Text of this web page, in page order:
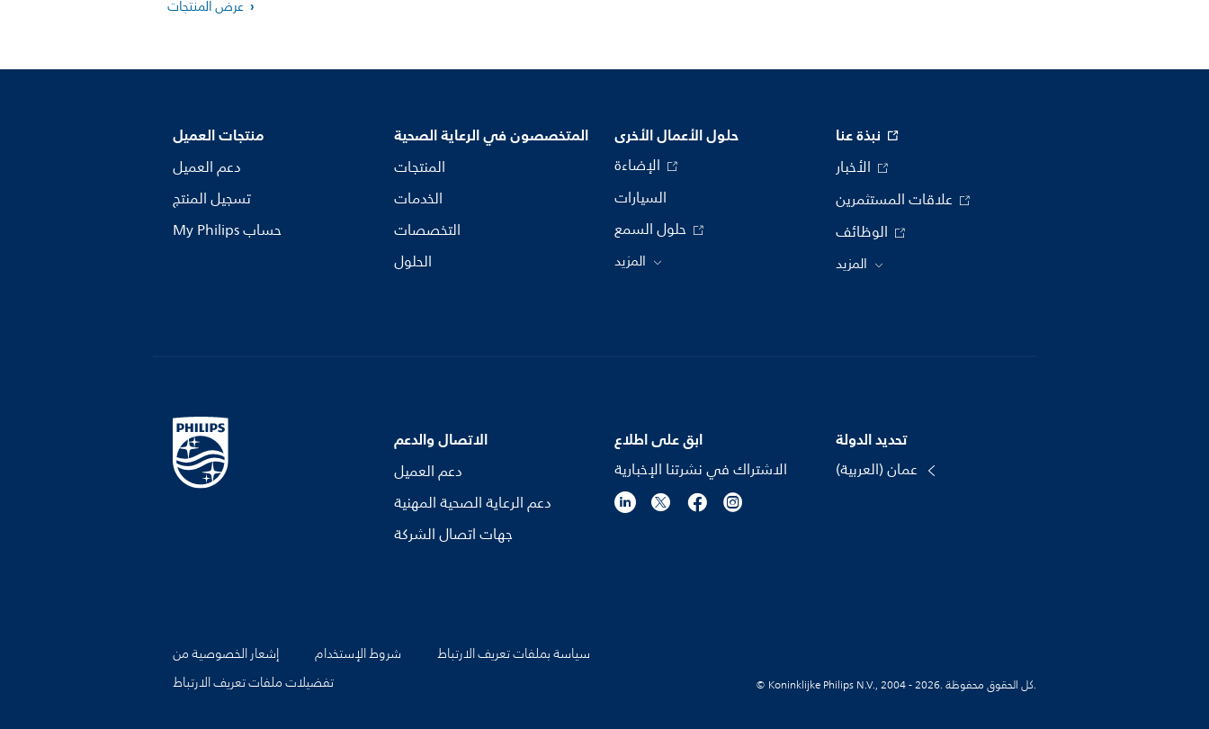
منتجات العميل
دعم العميل
تسجيل المنتج
My Philips حساب
المتخصصون في الرعاية الصحية
المنتجات
الخدمات
التخصصات
الحلول
حلول الأعمال الأخرى
السيارات
الاتصال والدعم
دعم العميل
دعم الرعاية الصحية المهنية
جهات اتصال الشركة
ابق على اطلاع
الاشتراك في نشرتنا الإخبارية
تحديد الدولة
إشعار الخصوصية من شروط الإستخدام
سياسة بملفات تعريف الارتباط
تفضيلات ملفات تعريف الارتباط
© Koninklijke Philips N.V., 2004 - 2026. كل الحقوق محفوظة.